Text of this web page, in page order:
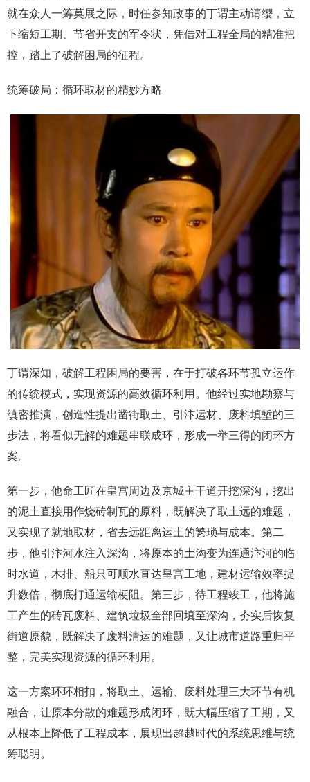
就在众人一筹莫展之际，时任参知政事的丁谓主动请缨，立
下缩短工期、节省开支的军令状，凭借对工程全局的精准把
控，踏上了破解困局的征程。
统筹破局：循环取材的精妙方略
丁谓深知，破解工程困局的要害，在于打破各环节孤立运作
的传统模式，实现资源的高效循环利用。他经过实地勘察与
缜密推演，创造性提出凿街取土、引汴运材、废料填堑的三
步法，将看似无解的难题串联成环，形成一举三得的闭环方
案。
第一步，他命工匠在皇宫周边及京城主干道开挖深沟，挖出
的泥土直接用作烧砖制瓦的原料，既解决了取土远的难题，
又实现了就地取材，省去远距离运土的繁琐与成本。第二
步，他引汴河水注入深沟，将原本的土沟变为连通汴河的临
时水道，木排、船只可顺水直达皇宫工地，建材运输效率提
升数倍，彻底打通运输梗阻。第三步，待工程竣工，他将施
工产生的砖瓦废料、建筑垃圾全部回填至深沟，夯实后恢复
街道原貌，既解决了废料清运的难题，又让城市道路重归平
整，完美实现资源的循环利用。
这一方案环环相扣，将取土、运输、废料处理三大环节有机
融合，让原本分散的难题形成闭环，既大幅压缩了工期，又
从根本上降低了工程成本，展现出超越时代的系统思维与统
筹聪明。